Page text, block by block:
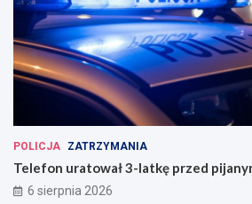
POLICJA ZATRZYMANIA
Telefon uratował 3-latkę przed
6 sierpnia 2026